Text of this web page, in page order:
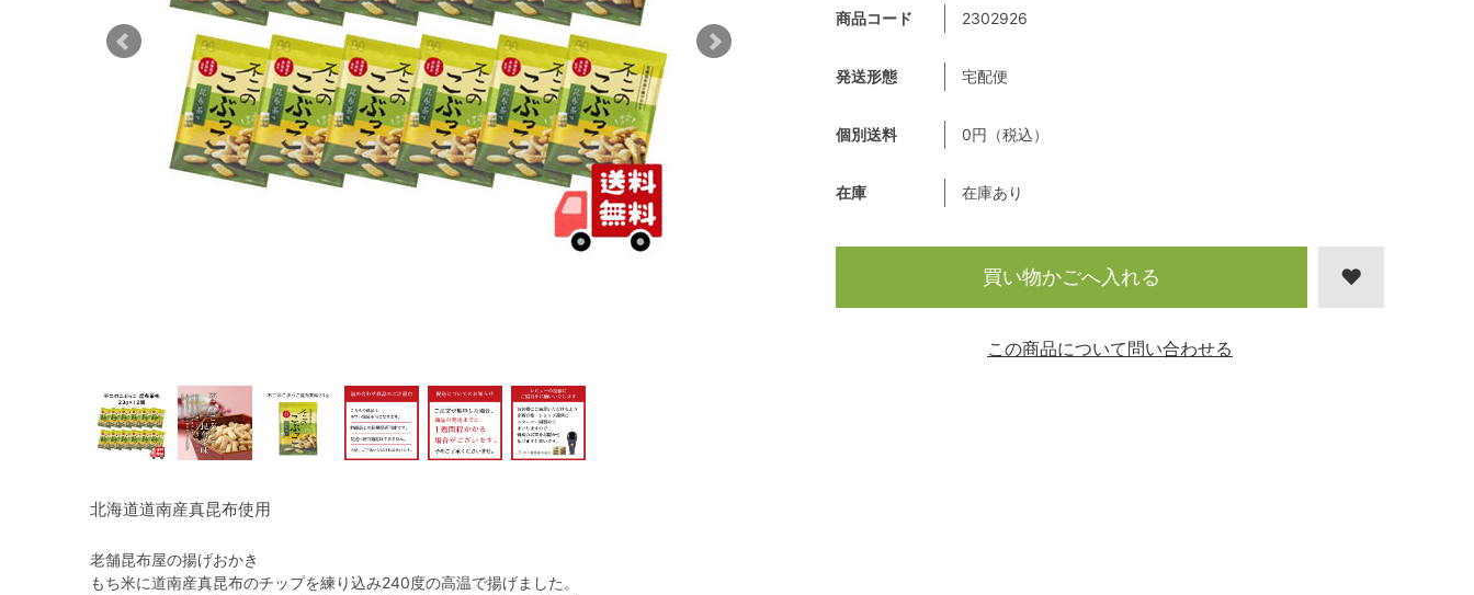
北海道道南産真昆布使用
老舗昆布屋の揚げおかき
もち米に道南産真昆布のチップを練り込み240度の高温で揚げました。
商品コード 2302926
発送形態 宅配便
個別送料 0円（税込）
在庫 在庫あり
買い物かごへ入れる
この商品について問い合わせる